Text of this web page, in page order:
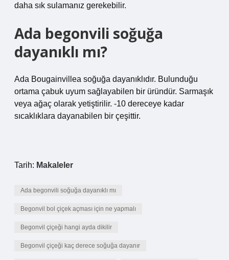
daha sık sulamanız gerekebilir.
Ada begonvili soğuğa
dayanıklı mı?
Ada Bougainvillea soğuğa dayanıklıdır. Bulunduğu
ortama çabuk uyum sağlayabilen bir üründür. Sarmaşık
veya ağaç olarak yetiştirilir. -10 dereceye kadar
sıcaklıklara dayanabilen bir çeşittir.
Tarih: Makaleler
Ada begonvili soğuğa dayanıklı mı
Begonvil bol çiçek açması için ne yapmalı
Begonvil çiçeği hangi ayda dikilir
Begonvil çiçeği kaç derece soğuğa dayanır